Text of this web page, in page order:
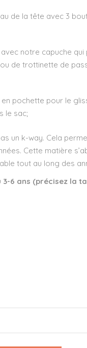
de la tête avec 3
notre capuche
de trottinette de
pochette pour le
le sac;
un k-way. Cela
Cette matière
tout au long des
3-6 ans (précisez la